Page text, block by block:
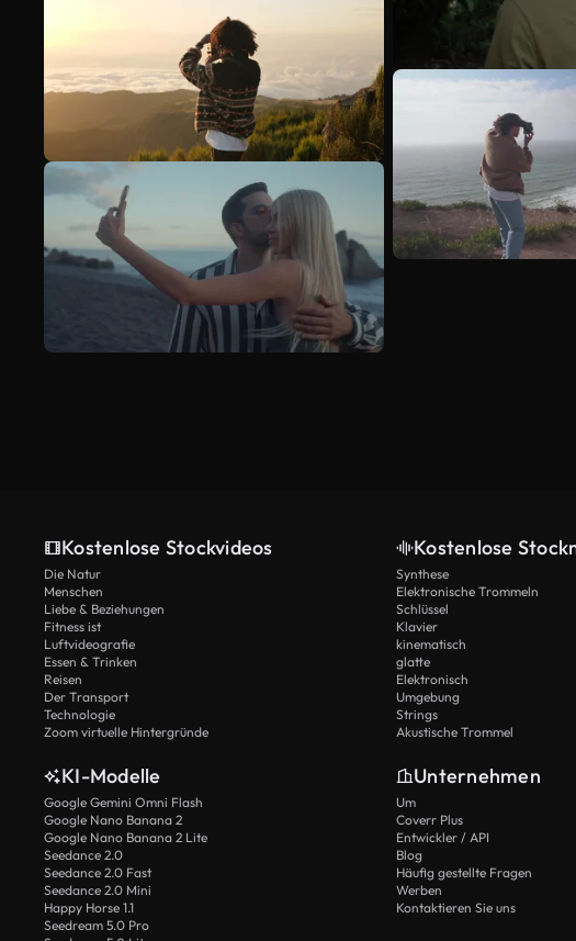
Kostenlose Stockvideos
Die Natur
Menschen
Liebe & Beziehungen
Fitness ist
Luftvideografie
Essen & Trinken
Reisen
Der Transport
Technologie
Zoom virtuelle Hintergründe
Kostenlose
Synthese
Elektronische Trommeln
Schlüssel
Klavier
kinematisch
glatte
Elektronisch
Umgebung
Strings
Akustische Trommel
KI-Modelle
Google Gemini Omni Flash
Google Nano Banana 2
Google Nano Banana 2 Lite
Seedance 2.0
Seedance 2.0 Fast
Seedance 2.0 Mini
Happy Horse 1.1
Seedream 5.0 Pro
Unternehmen
Um
Coverr Plus
Entwickler / API
Blog
Häufig gestellte Fragen
Werben
Kontaktieren Sie uns